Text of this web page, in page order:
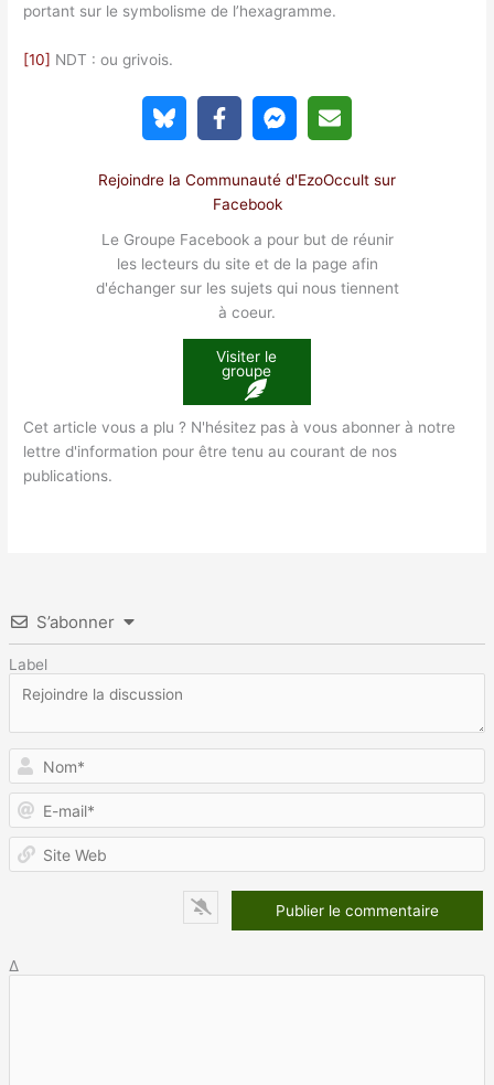
portant sur le symbolisme de l’hexagramme.
[10] NDT : ou grivois.
Rejoindre la Communauté d'EzoOccult sur
Facebook
Le Groupe Facebook a pour but de réunir
les lecteurs du site et de la page afin
d'échanger sur les sujets qui nous tiennent
à coeur.
Visiter le
groupe
Cet article vous a plu ? N'hésitez pas à vous abonner à notre
lettre d'information pour être tenu au courant de nos
publications.
S’abonner
Label
Δ